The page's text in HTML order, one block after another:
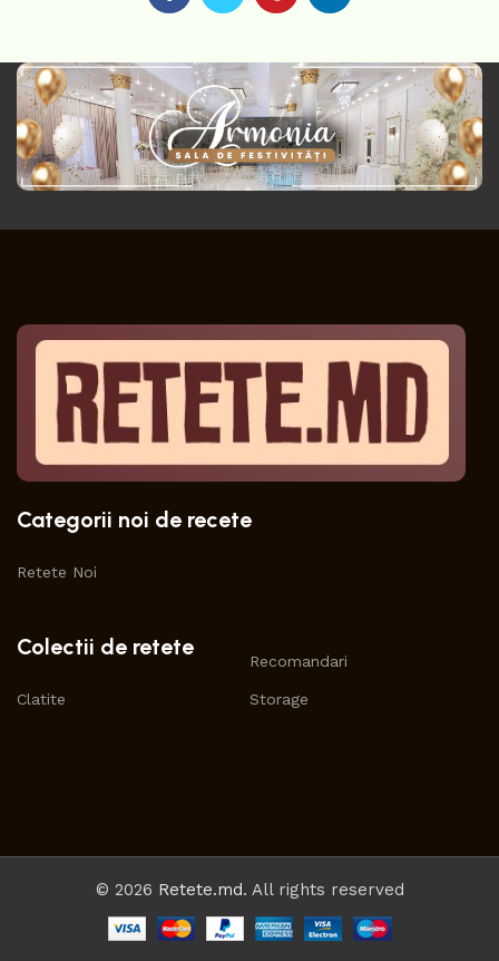
Categorii noi de recete
Retete Noi
Colectii de retete
Clatite
Recomandari
Storage
© 2026 Retete.md. All rights reserved